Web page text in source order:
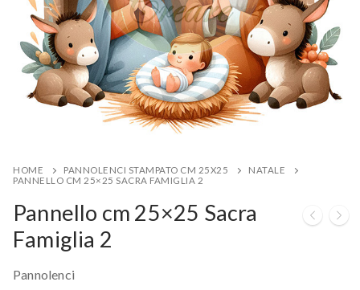
HOME PANNOLENCI STAMPATO CM 25X25
NATALE
PANNELLO CM 25×25 SACRA FAMIGLIA 2
Pannello cm 25×25 Sacra
Famiglia 2
Pannolenci